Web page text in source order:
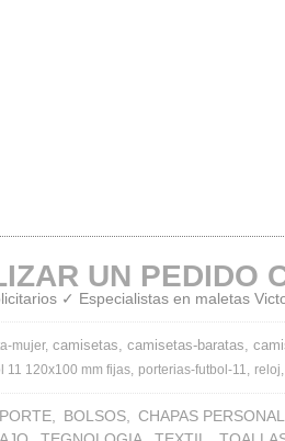
UN PEDIDO
✓ Especialistas en maletas
mujer camisetas camisetas-baratas
11 120x100 mm fijas porterias-futbol-11 reloj
BOLSOS CHAPAS